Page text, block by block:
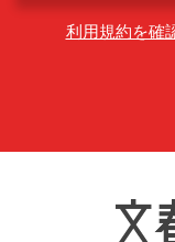
利用規約を確